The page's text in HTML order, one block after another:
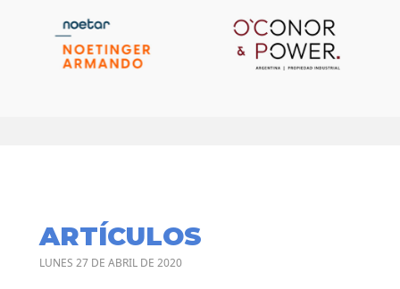
ARTÍCULOS
LUNES 27 DE ABRIL DE 2020